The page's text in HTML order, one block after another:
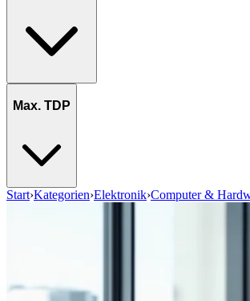
Max. TDP
Start›Kategorien›Elektronik›Computer &